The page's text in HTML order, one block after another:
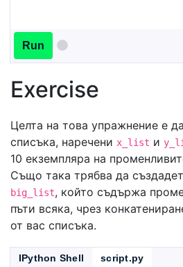
Run
Exercise
Целта на това упражнение е
списъка, наречени x_list и
10 екземпляра на
Също така трябва да
big_list, който съдържа
пъти всяка, чрез
от вас списъка.
IPython Shell
script.py